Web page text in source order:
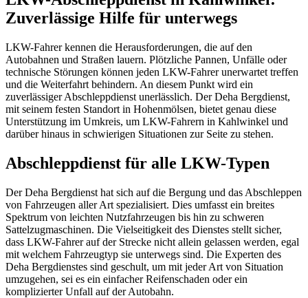
Zuverlässige Hilfe für unterwegs
LKW-Fahrer kennen die Herausforderungen, die auf den
Autobahnen und Straßen lauern. Plötzliche Pannen, Unfälle oder
technische Störungen können jeden LKW-Fahrer unerwartet treffen
und die Weiterfahrt behindern. An diesem Punkt wird ein
zuverlässiger Abschleppdienst unerlässlich. Der Deha Bergdienst,
mit seinem festen Standort in Hohenmölsen, bietet genau diese
Unterstützung im Umkreis, um LKW-Fahrern in Kahlwinkel und
darüber hinaus in schwierigen Situationen zur Seite zu stehen.
Abschleppdienst für alle LKW-Typen
Der Deha Bergdienst hat sich auf die Bergung und das Abschleppen
von Fahrzeugen aller Art spezialisiert. Dies umfasst ein breites
Spektrum von leichten Nutzfahrzeugen bis hin zu schweren
Sattelzugmaschinen. Die Vielseitigkeit des Dienstes stellt sicher,
dass LKW-Fahrer auf der Strecke nicht allein gelassen werden, egal
mit welchem Fahrzeugtyp sie unterwegs sind. Die Experten des
Deha Bergdienstes sind geschult, um mit jeder Art von Situation
umzugehen, sei es ein einfacher Reifenschaden oder ein
komplizierter Unfall auf der Autobahn.